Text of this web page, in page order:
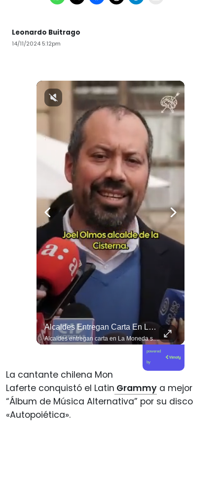
Leonardo Buitrago
14/11/2024 5:12pm
Alcaldes Entregan Carta En La Moneda Sobre Delincuencia En Menores
Alcaldes entregan carta en La Moneda sobre delincuencia en menores
powered
by
La cantante chilena Mon
Laferte conquistó el Latin Grammy a mejor
“Álbum de Música Alternativa” por su disco
«Autopoiética».